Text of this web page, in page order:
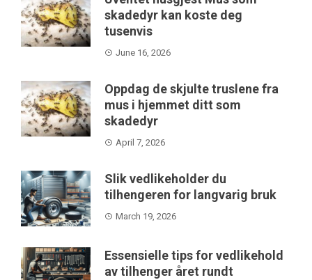
skadedyr kan koste deg
tusenvis
June 16, 2026
Oppdag de skjulte truslene fra
mus i hjemmet ditt som
skadedyr
April 7, 2026
Slik vedlikeholder du
tilhengeren for langvarig bruk
March 19, 2026
Essensielle tips for vedlikehold
av tilhenger året rundt